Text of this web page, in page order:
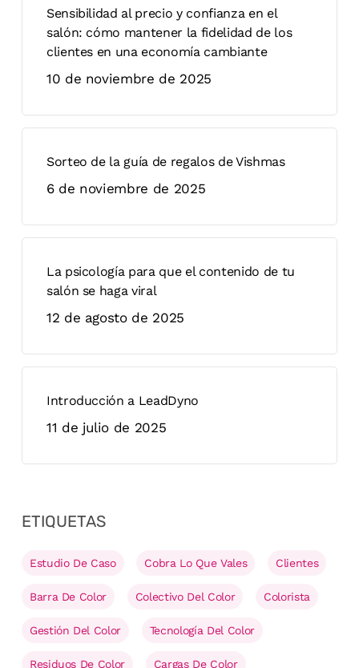
Sensibilidad al precio y confianza en el
salón: cómo mantener la fidelidad de los
clientes en una economía cambiante
10 de noviembre de 2025
Sorteo de la guía de regalos de Vishmas
6 de noviembre de 2025
La psicología para que el contenido de tu
salón se haga viral
12 de agosto de 2025
Introducción a LeadDyno
11 de julio de 2025
ETIQUETAS
Estudio De Caso Cobra Lo Que Vales Clientes
Barra De Color Colectivo Del Color Colorista
Gestión Del Color Tecnología Del Color
Residuos De Color Cargas De Color